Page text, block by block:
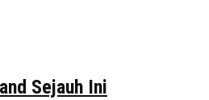
Sejauh Ini